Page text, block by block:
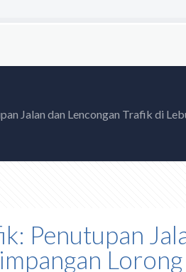
Jalan dan Lencongan Trafik di
Penutupan